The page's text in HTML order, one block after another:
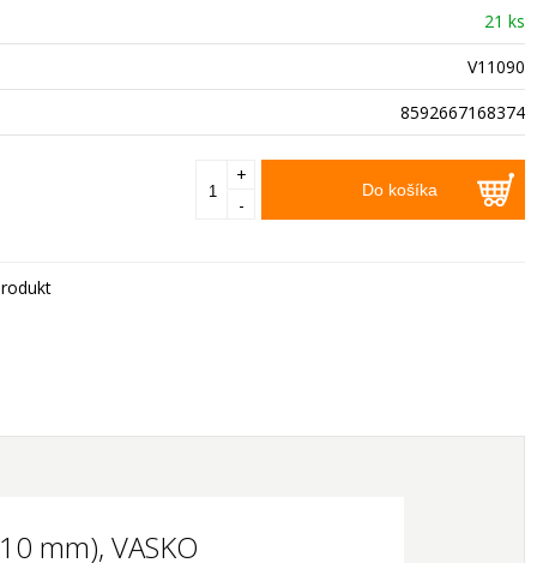
21 ks
V11090
8592667168374
Do košíka
+
-
mm), VASKO